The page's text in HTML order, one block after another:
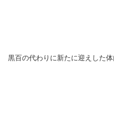
黒百の代わりに新たに迎えした